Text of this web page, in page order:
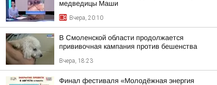
медведицы Маши
Вчера, 20:10
В Смоленской области продолжается
прививочная кампания против бешенства
Вчера, 18:23
Финал фестиваля «Молодёжная энергия